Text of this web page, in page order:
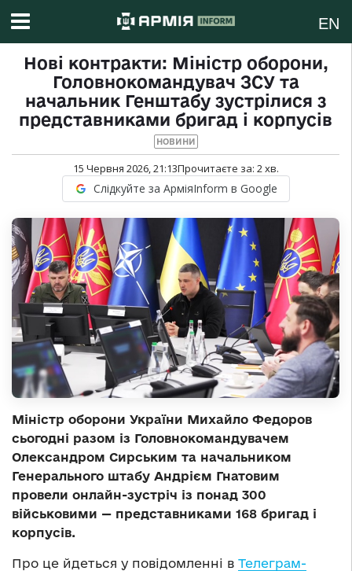
EN
Нові контракти: Міністр оборони,
Головнокомандувач ЗСУ та
начальник Генштабу зустрілися з
представниками бригад і корпусів
НОВИНИ
15 Червня 2026, 21:13Прочитаєте за: 2хв.
Слідкуйте за АрміяInform в Google
Міністр оборони України Михайло Федоров
сьогодні разом із Головнокомандувачем
Олександром Сирським та начальником
Генерального штабу Андрієм Гнатовим
провели онлайн-зустріч із понад 300
військовими — представниками 168 бригад і
корпусів.
Про це йдеться у повідомленні в Телеграм-